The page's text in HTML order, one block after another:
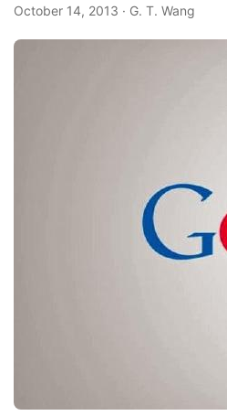
October 14, 2013 · G. T. Wang